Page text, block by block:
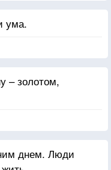
ума.
– золотом,
днем. Люди